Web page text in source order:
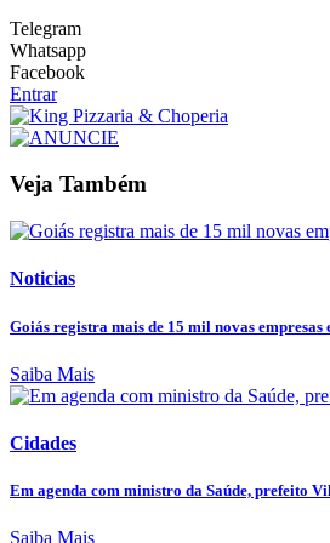
Telegram
Whatsapp
Facebook
Entrar
Veja Também
Noticias
Goiás registra mais de 15 mil novas empresas
Saiba Mais
Cidades
Em agenda com ministro da Saúde, prefeito
Saiba Mais